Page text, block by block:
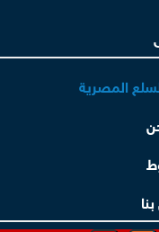
المصرية